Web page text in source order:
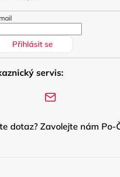
Přihlásit se
servis:
dotaz? Zavolejte nám